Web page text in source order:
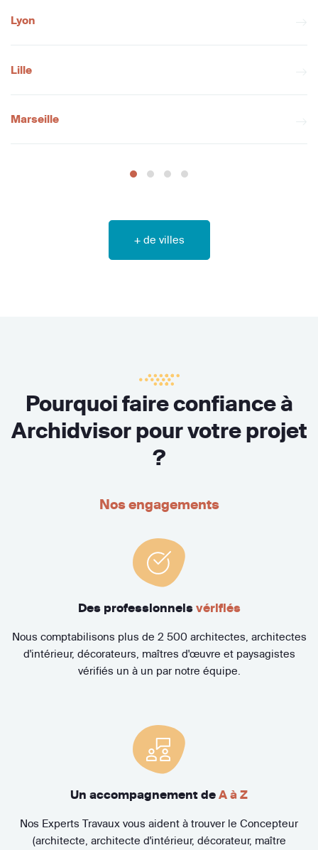
Lyon
Lille
Marseille
+ de villes
Pourquoi faire confiance à
Archidvisor pour votre projet
?
Nos engagements
Des professionnels vérifiés
Nous comptabilisons plus de 2 500 architectes, architectes
d'intérieur, décorateurs, maîtres d'œuvre et paysagistes
vérifiés un à un par notre équipe.
Un accompagnement de A à Z
Nos Experts Travaux vous aident à trouver le Concepteur
(architecte, architecte d'intérieur, décorateur, maître